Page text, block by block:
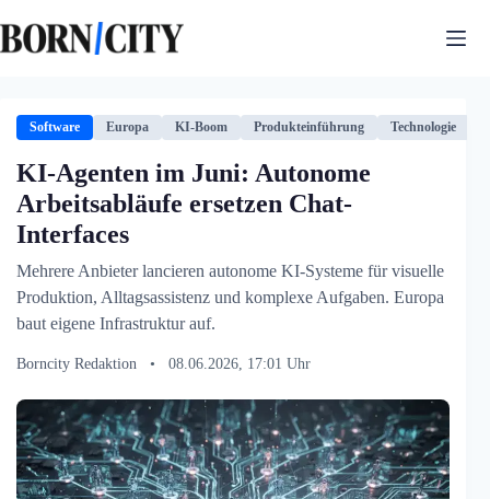
Inhalt
springen
Software Europa KI-Boom Produkteinführung Technologie
KI-Agenten im Juni: Autonome
Arbeitsabläufe ersetzen Chat-
Interfaces
Mehrere Anbieter lancieren autonome KI-Systeme für visuelle
Produktion, Alltagsassistenz und komplexe Aufgaben. Europa
baut eigene Infrastruktur auf.
Borncity Redaktion • 08.06.2026, 17:01 Uhr